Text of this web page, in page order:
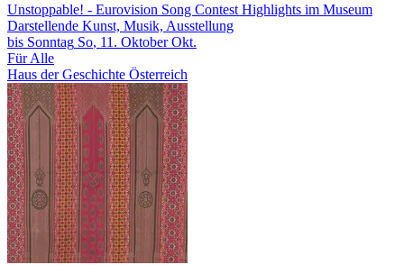
Unstoppable! - Eurovision Song Contest Highlights im Museum
Darstellende Kunst, Musik, Ausstellung
bis Sonntag So, 11. Oktober Okt.
Für Alle
Haus der Geschichte Österreich